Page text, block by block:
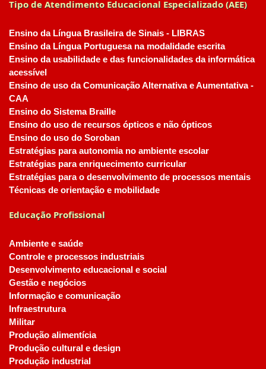
Tipo de Atendimento Educacional Especializado (AEE)
Ensino da Língua Brasileira de Sinais - LIBRAS
Ensino da Língua Portuguesa na modalidade escrita
Ensino da usabilidade e das funcionalidades da informática
acessível
Ensino de uso da Comunicação Alternativa e Aumentativa -
CAA
Ensino do Sistema Braille
Ensino do uso de recursos ópticos e não ópticos
Ensino do uso do Soroban
Estratégias para autonomia no ambiente escolar
Estratégias para enriquecimento curricular
Estratégias para o desenvolvimento de processos mentais
Técnicas de orientação e mobilidade
Educação Profissional
Ambiente e saúde
Controle e processos industriais
Desenvolvimento educacional e social
Gestão e negócios
Informação e comunicação
Infraestrutura
Militar
Produção alimentícia
Produção cultural e design
Produção industrial